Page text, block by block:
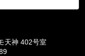
天神 402号室